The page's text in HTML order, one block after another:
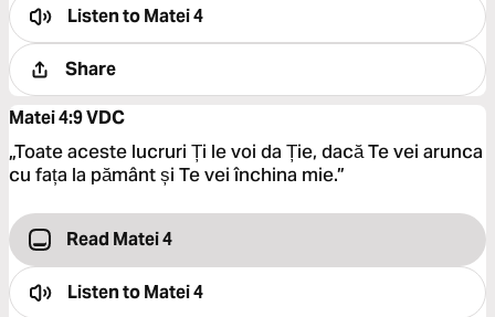
Listen toMatei 4
Share
Matei 4:9VDC
„Toate aceste lucruri Ți le voi da Ție, dacă Te vei arunca
cu fața la pământ și Te vei închina mie.”
Read Matei 4
Listen toMatei 4